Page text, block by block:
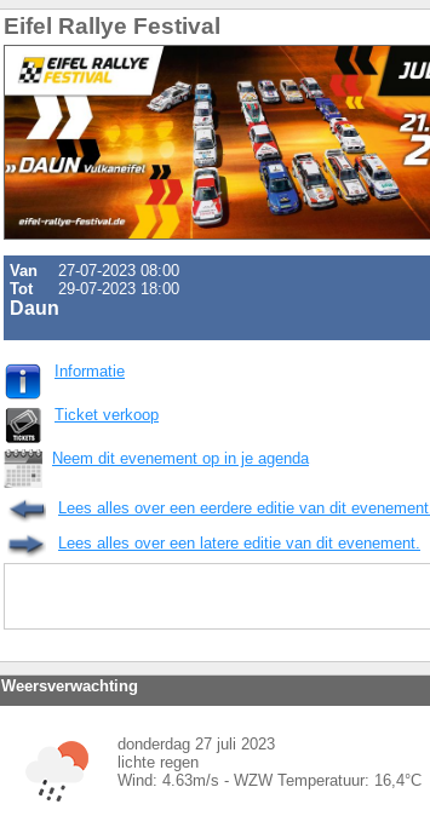
Eifel Rallye Festival
Van
27-07-2023 08:00
Tot
29-07-2023 18:00
Daun
Informatie
Ticket verkoop
Neem dit evenement op in je agenda
Lees alles over een eerdere editie van dit evenement.
Lees alles over een latere editie van dit evenement.
Weersverwachting
donderdag 27 juli 2023
lichte regen
Wind: 4.63m/s - WZW Temperatuur: 16,4°C